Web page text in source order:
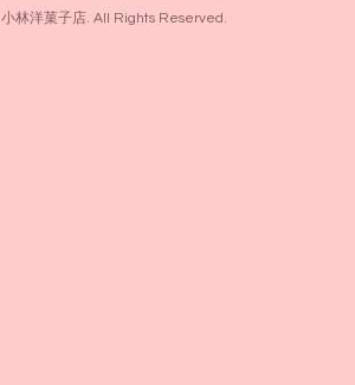
小林洋菓子店. All Rights Reserved.